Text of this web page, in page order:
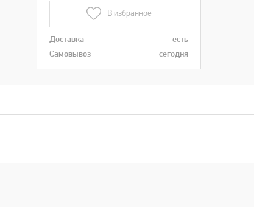
В избранное
Доставка
есть
Самовывоз
сегодня